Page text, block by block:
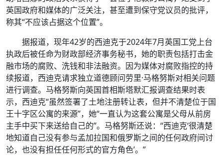
英国政府和媒体的广泛关注，甚至遭到保守党议员的批评，
称其“不应该占据这个位置”。
据报道，现年42岁的西迪克于2024年7月英国工党上台
执政后被任命为财政部经济事务秘书，她的职责包括打击金
融市场的腐败、洗钱和非法融资。因为媒体对腐败指控的持
续报道，西迪克请求独立道德顾问劳里·马格努斯对相关问题
进行调查。马格努斯向英国首相斯塔默汇报调查结果时表
示，西迪克“虽然签署了土地注册转让表，但并不清楚位于国
王十字区公寓的来源”，她“一直认为这套公寓是父母从前房
主手中买下来送给自己的”。马格努斯还说：“西迪克‘很清楚
地知道自己没有参与孟加拉国和俄罗斯之间的任何政府间讨
论，也没有担任任何形式的官方角色’。”